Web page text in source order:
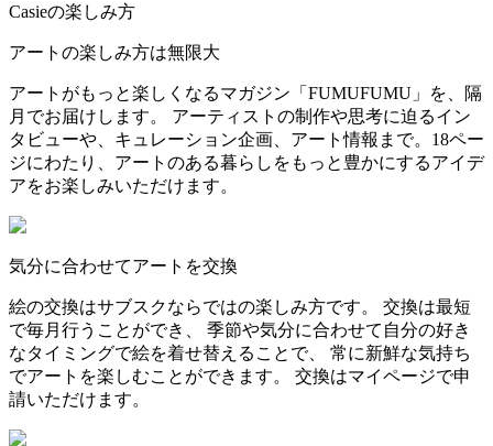
Casieの楽しみ方
アートの楽しみ方は無限大
アートがもっと楽しくなるマガジン「FUMUFUMU」を、隔
月でお届けします。 アーティストの制作や思考に迫るイン
タビューや、キュレーション企画、アート情報まで。18ペー
ジにわたり、アートのある暮らしをもっと豊かにするアイデ
アをお楽しみいただけます。
気分に合わせてアートを交換
絵の交換はサブスクならではの楽しみ方です。 交換は最短
で毎月行うことができ、 季節や気分に合わせて自分の好き
なタイミングで絵を着せ替えることで、 常に新鮮な気持ち
でアートを楽しむことができます。 交換はマイページで申
請いただけます。